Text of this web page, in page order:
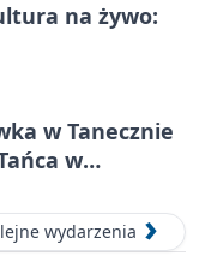
na żywo:
w Tanecznie
w
wydarzenia